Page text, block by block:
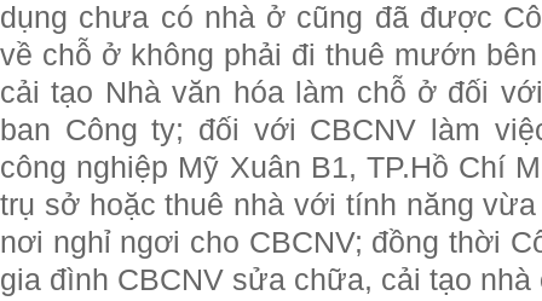
dụng chưa có nhà ở cũng đã được
về chỗ ở không phải đi thuê mướn
cải tạo Nhà văn hóa làm chỗ ở đối
ban Công ty; đối với CBCNV làm
công nghiệp Mỹ Xuân B1, TP.Hồ Chí
trụ sở hoặc thuê nhà với tính năng
nơi nghỉ ngơi cho CBCNV; đồng thời
gia đình CBCNV sửa chữa, cải tạo